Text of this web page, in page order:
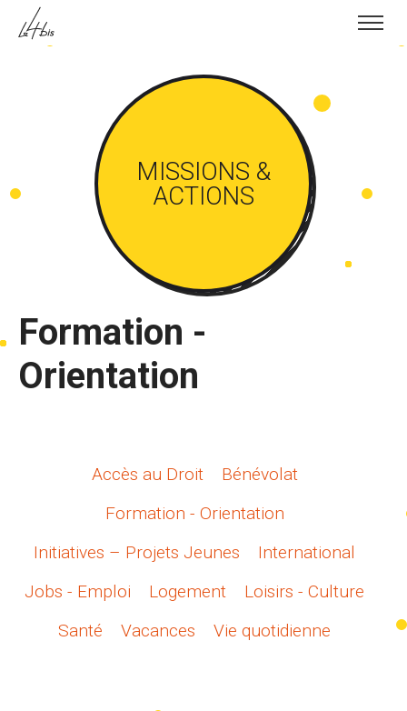
Skip to content
MISSIONS &
ACTIONS
Formation -
Orientation
Accès au Droit
Bénévolat
Formation - Orientation
Initiatives – Projets Jeunes
International
Jobs - Emploi
Logement
Loisirs - Culture
Santé
Vacances Vie quotidienne